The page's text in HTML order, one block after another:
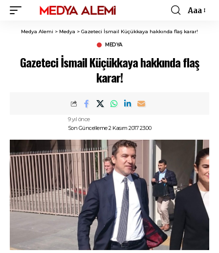
Font
Resizer
Aaa
Medya Alemi > Medya > Gazeteci İsmail Küçükkaya hakkında flaş karar!
MEDYA
Gazeteci İsmail Küçükkaya hakkında flaş
karar!
Son Güncelleme 2 Kasım 2017 23:00
9 yıl önce